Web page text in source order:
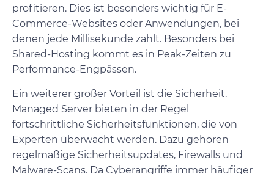
profitieren. Dies ist besonders wichtig für E-
Commerce-Websites oder Anwendungen, bei
denen jede Millisekunde zählt. Besonders bei
Shared-Hosting kommt es in Peak-Zeiten zu
Performance-Engpässen.
Ein weiterer großer Vorteil ist die Sicherheit.
Managed Server bieten in der Regel
fortschrittliche Sicherheitsfunktionen, die von
Experten überwacht werden. Dazu gehören
regelmäßige Sicherheitsupdates, Firewalls und
Malware-Scans. Da Cyberangriffe immer häufiger